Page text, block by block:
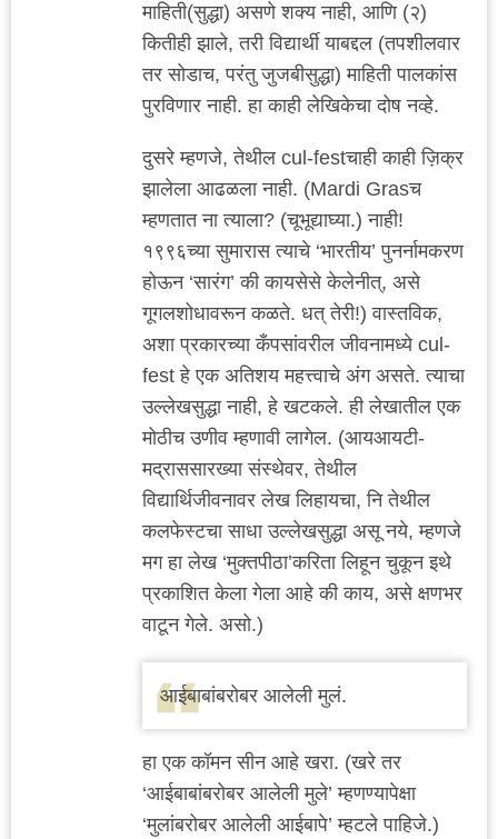
माहिती(सुद्धा) असणे शक्य नाही, आणि (२)
कितीही झाले, तरी विद्यार्थी याबद्दल (तपशीलवार
तर सोडाच, परंतु जुजबीसुद्धा) माहिती पालकांस
पुरविणार नाही. हा काही लेखिकेचा दोष नव्हे.
दुसरे म्हणजे, तेथील cul-festचाही काही ज़िक्र
झालेला आढळला नाही. (Mardi Grasच
म्हणतात ना त्याला? (चूभूद्याघ्या.) नाही!
१९९६च्या सुमारास त्याचे ‘भारतीय’ पुनर्नामकरण
होऊन ‘सारंग’ की कायसेसे केलेनीत्, असे
गूगलशोधावरून कळते. धत् तेरी!) वास्तविक,
अशा प्रकारच्या कँपसांवरील जीवनामध्ये cul-
fest हे एक अतिशय महत्त्वाचे अंग असते. त्याचा
उल्लेखसुद्धा नाही, हे खटकले. ही लेखातील एक
मोठीच उणीव म्हणावी लागेल. (आयआयटी-
मद्राससारख्या संस्थेवर, तेथील
विद्यार्थिजीवनावर लेख लिहायचा, नि तेथील
कलफेस्टचा साधा उल्लेखसुद्धा असू नये, म्हणजे
मग हा लेख ‘मुक्तपीठा’करिता लिहून चुकून इथे
प्रकाशित केला गेला आहे की काय, असे क्षणभर
वाटून गेले. असो.)
आईबाबांबरोबर आलेली मुलं.
हा एक कॉमन सीन आहे खरा. (खरे तर
‘आईबाबांबरोबर आलेली मुले’ म्हणण्यापेक्षा
‘मुलांबरोबर आलेली आईबापे’ म्हटले पाहिजे.)